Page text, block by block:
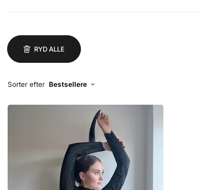
RYD ALLE
Sorter efter Bestsellere